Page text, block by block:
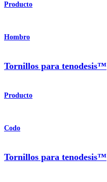
Producto
Hombro
Tornillos para tenodesis™
Producto
Codo
Tornillos para tenodesis™